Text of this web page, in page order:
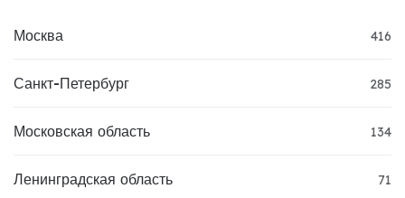
Москва 416
Санкт-Петербург 285
Московская область 134
Ленинградская область 71